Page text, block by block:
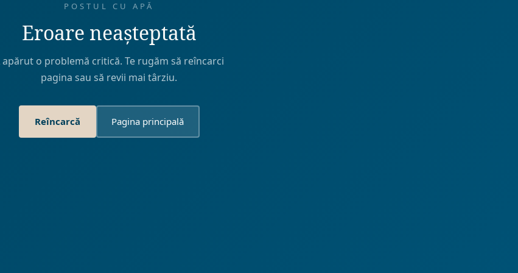
POSTUL CU APĂ
Eroare neașteptată
apărut o problemă critică. Te rugăm să reîncarci
pagina sau să revii mai târziu.
Reîncarcă Pagina principală